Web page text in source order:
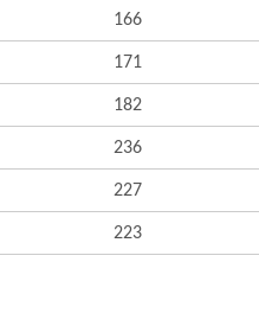
166
171
182
236
227
223